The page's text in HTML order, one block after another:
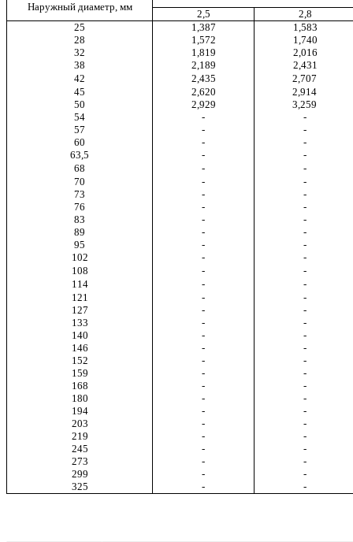
Наружный диаметр, мм
2,5
2,8
25
1,387
1,583
28
1,572
1,740
32
1,819
2,016
38
2,189
2,431
42
2,435
2,707
45
2,620
2,914
50
2,929
3,259
54
-
-
57
-
-
60
-
-
63,5
-
-
68
-
-
70
-
-
73
-
-
76
-
-
83
-
-
89
-
-
95
-
-
102
-
-
108
-
-
114
-
-
121
-
-
127
-
-
133
-
-
140
-
-
146
-
-
152
-
-
159
-
-
168
-
-
180
-
-
194
-
-
203
-
-
219
-
-
245
-
-
273
-
-
299
-
-
325
- -